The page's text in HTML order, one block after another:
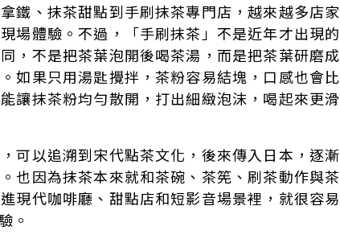
鐵、抹茶甜點到手刷抹茶專門店，越來越多店家
場體驗。不過，「手刷抹茶」不是近年才出現的
，不是把茶葉泡開後喝茶湯，而是把茶葉研磨成
如果只用湯匙攪拌，茶粉容易結塊，口感也會比
讓抹茶粉均勻散開，打出細緻泡沫，喝起來更滑
可以追溯到宋代點茶文化，後來傳入日本，逐漸
也因為抹茶本來就和茶碗、茶筅、刷茶動作與茶
現代咖啡廳、甜點店和短影音場景裡，就很容易
。